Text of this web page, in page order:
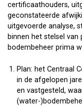
certificaathouders,
geconstateerde
uitgevoerde analyse,
binnen het stelsel
bodembeheer prima
Plan: het Centraal
in de afgelopen
en vastgesteld,
(water-